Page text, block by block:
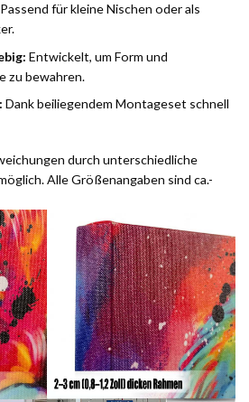
Passend für kleine Nischen oder als
Entwickelt, um Form und
zu bewahren.
Dank beiliegendem Montageset schnell
durch unterschiedliche
Alle Größenangaben sind ca.-